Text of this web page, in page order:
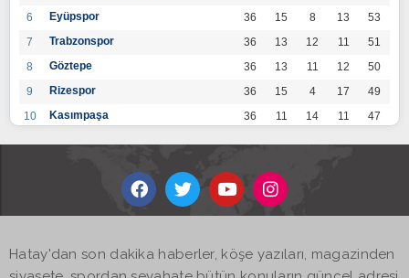
6
Eyüpspor 36 15 8 13
53
7
Trabzonspor 36 13 12 11
51
8
Göztepe 36 13 11 12
50
9
Rizespor 36 15 4 17
49
10
Kasımpaşa 36 11 14 11
47
36 12
14
Kayserispor 36 11 12 13
45
BB Bodrumspor 17
Hatay'dan son dakika haberler, köşe yazıları, magazinden